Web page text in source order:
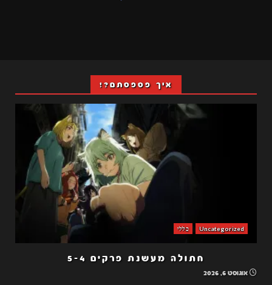
איך פספסתם?!
Uncategorized כללי
חתולה מעשנת פרקים 5-4
אוגוסט 6, 2026